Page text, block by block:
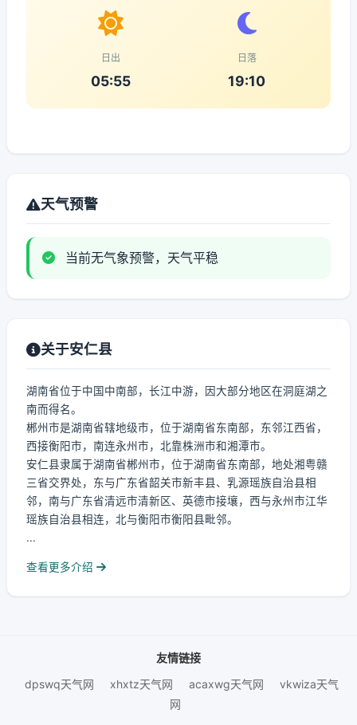
日出
05:55
日落
19:10
天气预警
当前无气象预警，天气平稳
关于安仁县
湖南省位于中国中南部，长江中游，因大部分地区在洞庭湖之
南而得名。
郴州市是湖南省辖地级市，位于湖南省东南部，东邻江西省，
西接衡阳市，南连永州市，北靠株洲市和湘潭市。
安仁县隶属于湖南省郴州市，位于湖南省东南部，地处湘粤赣
三省交界处，东与广东省韶关市新丰县、乳源瑶族自治县相
邻，南与广东省清远市清新区、英德市接壤，西与永州市江华
瑶族自治县相连，北与衡阳市衡阳县毗邻。
...
查看更多介绍
友情链接
dpswq天气网
xhxtz天气网 acaxwg天气网
vkwiza天气
网